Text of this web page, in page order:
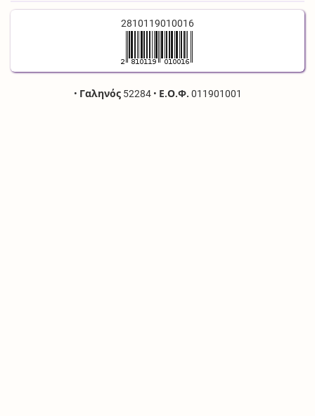
2810119010016
• Γαληνός52284 • Ε.Ο.Φ. 011901001